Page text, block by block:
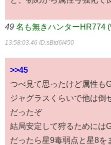
49 名も無きハンターHR774 (
13:58:03.46 ID:sBtd6I450
>>45
つべ見て思ったけど属性も
ジャグラスくらいで他は倒
だったぞ
結局安定して狩るためには
だったら星9毒弱点と星8を